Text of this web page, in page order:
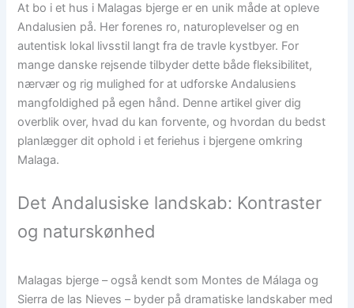
At bo i et hus i Malagas bjerge er en unik måde at opleve
Andalusien på. Her forenes ro, naturoplevelser og en
autentisk lokal livsstil langt fra de travle kystbyer. For
mange danske rejsende tilbyder dette både fleksibilitet,
nærvær og rig mulighed for at udforske Andalusiens
mangfoldighed på egen hånd. Denne artikel giver dig
overblik over, hvad du kan forvente, og hvordan du bedst
planlægger dit ophold i et feriehus i bjergene omkring
Malaga.
Det Andalusiske landskab: Kontraster
og naturskønhed
Malagas bjerge – også kendt som Montes de Málaga og
Sierra de las Nieves – byder på dramatiske landskaber med